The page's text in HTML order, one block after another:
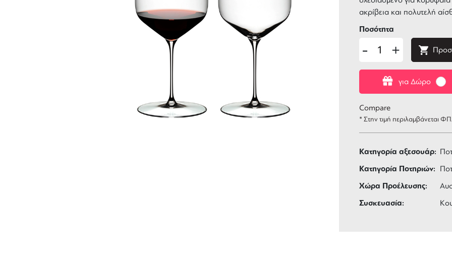
ακρίβεια και πολυτελή
για Δώρο
Ποσότητα
- +
Compare
* Στην τιμή περιλαμβάνεται
Κατηγορία αξεσουάρ:
Κατηγορία Ποτηριών:
Χώρα Προέλευσης:
Συσκευασία: